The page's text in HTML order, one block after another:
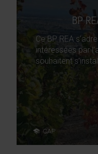
BP
Ce BP REA
intéressées par
souhaitent
CAP